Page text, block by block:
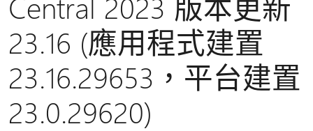
23.16 (應用程式建置
23.16.29653，平台建置
23.0.29620)